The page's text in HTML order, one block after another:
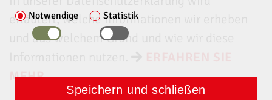
erläutert, welche Informationen wir erheben
und aus welchem Grund und wie wir diese
MEHR
Notwendige Statistik
Speichern und schließen